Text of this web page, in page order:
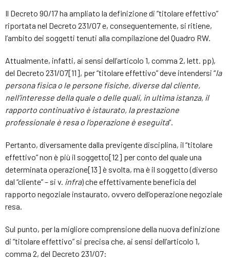
Il Decreto 90/17 ha ampliato la definizione di “titolare effettivo”
riportata nel Decreto 231/07 e, conseguentemente, si ritiene,
l’ambito dei soggetti tenuti alla compilazione del Quadro RW.
Attualmente, infatti, ai sensi dell’articolo 1, comma 2, lett. pp),
del Decreto 231/07[11], per “titolare effettivo” deve intendersi “la
persona fisica o le persone fisiche, diverse dal cliente,
nell’interesse della quale o delle quali, in ultima istanza, il
rapporto continuativo è istaurato, la prestazione
professionale è resa o l’operazione è eseguita”.
Pertanto, diversamente dalla previgente disciplina, il “titolare
effettivo” non è più il soggetto[12] per conto del quale una
determinata operazione[13] è svolta, ma è il soggetto (diverso
dal “cliente” – si v. infra) che effettivamente beneficia del
rapporto negoziale instaurato, ovvero dell’operazione negoziale
resa.
Sul punto, per la migliore comprensione della nuova definizione
di “titolare effettivo” si precisa che, ai sensi dell’articolo 1,
comma 2, del Decreto 231/07: